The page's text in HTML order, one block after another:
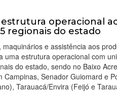
operacional
regionais do estado
e assistência aos
uma estrutura operacional com
do estado, sendo no Baixo
Campinas, Senador Guiomard e
Tarauacá/Envira (Feijó e